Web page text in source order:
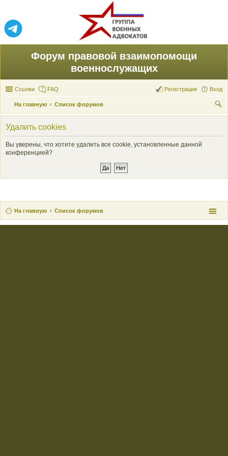
Форум правовой взаимопомощи
военнослужащих
Ссылки FAQ Вход
Регистрация
На главную
Список форумов
ои
Удалить cookies
Вы уверены, что хотите удалить все cookie, установленные данной
конференцией?
На главную Список форумов